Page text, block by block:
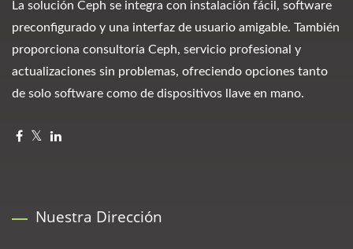
La solución Ceph se integra con instalación fácil, software
preconfigurado y una interfaz de usuario amigable. También
proporciona consultoría Ceph, servicio profesional y
actualizaciones sin problemas, ofreciendo opciones tanto
de solo software como de dispositivos llave en mano.
Nuestra Dirección